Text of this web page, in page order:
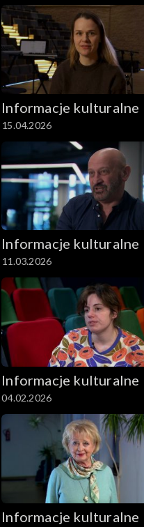
Informacje kulturalne
15.04.2026
Informacje kulturalne
11.03.2026
Informacje kulturalne
04.02.2026
Informacje kulturalne